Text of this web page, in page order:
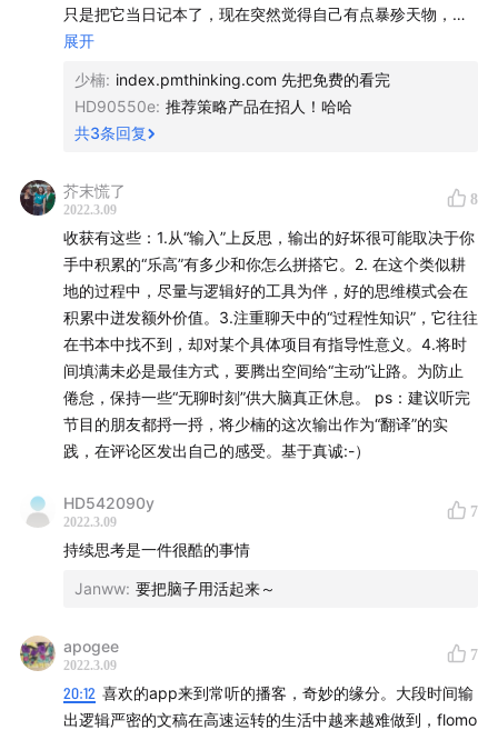
- 客户成功：产品如果能给用户提供的价值高于他们付出的
价值，他们就会持续消费
- 内容营销：用故事理念（用户场景）营销，给用户提供营
销素材，内容本身可以给用户创造价值（flomo的公众号的知
识价值）
我
只是把它当日记本了，现在突然觉得自己有点暴殄天物，我
打算重新仔细看看flomo公众号上的文章，和flomo重新认识
思考的方式！
另外，其实我也勉强算是小半个产品pm，哈哈，说小半个是
来出于某些原因，选择了其他行业，目前打算重新入行产
品，对播客中少楠提到的【产品沉思录】非常感兴趣，所
以，真诚求问：从什么途径可以订阅呀？
展开
少楠: index.pmthinking.com 先把免费的看完
HD90550e: 推荐策略产品在招人！哈哈
共3条回复
芥末慌了
2022.3.09
8
收获有这些：1.从“输入”上反思，输出的好坏很可能取决于你
手中积累的“乐高”有多少和你怎么拼搭它。2. 在这个类似耕
地的过程中，尽量与逻辑好的工具为伴，好的思维模式会在
积累中迸发额外价值。3.注重聊天中的“过程性知识”，它往往
在书本中找不到，却对某个具体项目有指导性意义。4.将时
间填满未必是最佳方式，要腾出空间给“主动”让路。为防止
倦怠，保持一些“无聊时刻”供大脑真正休息。 ps：建议听完
节目的朋友都捋一捋，将少楠的这次输出作为“翻译”的实
践，在评论区发出自己的感受。基于真诚:-）
HD542090y
2022.3.09
7
持续思考是一件很酷的事情
Janww: 要把脑子用活起来～
apogee
2022.3.09
7
20:12 喜欢的app来到常听的播客，奇妙的缘分。大段时间输
出逻辑严密的文稿在高速运转的生活中越来越难做到，flomo